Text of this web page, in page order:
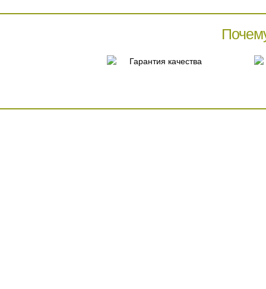
Гарантия качества